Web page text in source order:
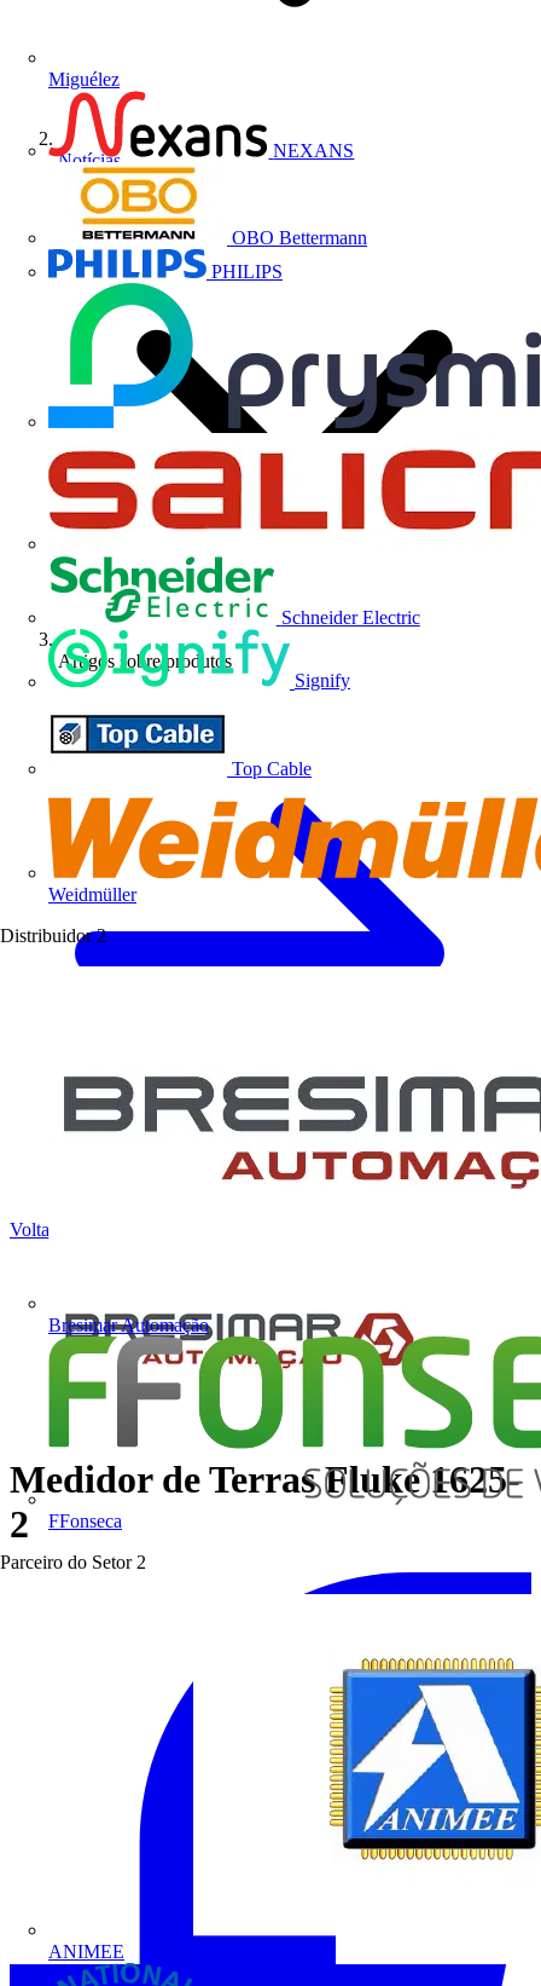
Miguélez
NEXANS
OBO Bettermann
PHILIPS
Schneider Electric
Signify
Top Cable
Weidmüller
Distribuidor 2
Bresimar Automação
FFonseca
Parceiro do Setor 2
ANIMEE
Notícias
Artigos sobre produtos
Voltar para Notícias
Medidor de Terras Fluke 1625-
2